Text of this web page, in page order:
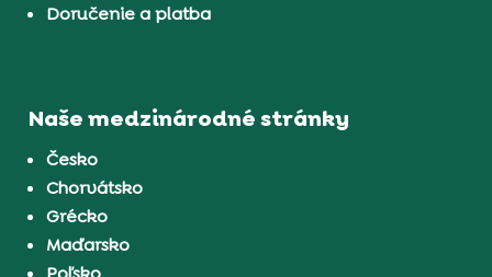
Doručenie a platba
Naše medzinárodné stránky
Česko
Chorvátsko
Grécko
Maďarsko